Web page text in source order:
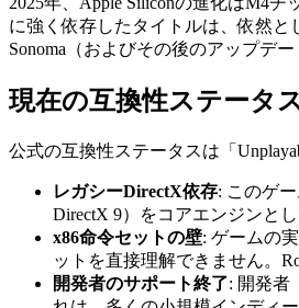
に強く依存したタイトルは、依然と
Sonoma（およびその後のアップデ
現在の互換性ステータ
公式の互換性ステータスは「
レガシーDirectX依存: このゲ
DirectX 9）をコアエンジンと
x86命令セットの壁: ゲームの
ットを直接理解できません。
開発者のサポート終了: 開発者